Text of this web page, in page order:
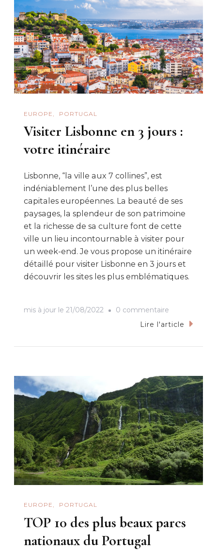
Lisbonne
tout
ce
qu’il
faut
savoir
EUROPE PORTUGAL
Visiter Lisbonne en 3 jours :
votre itinéraire
Lisbonne, “la ville aux 7 collines”, est
indéniablement l’une des plus belles
capitales européennes. La beauté de ses
paysages, la splendeur de son patrimoine
et la richesse de sa culture font de cette
ville un lieu incontournable à visiter pour
un week-end. Je vous propose un itinéraire
détaillé pour visiter Lisbonne en 3 jours et
découvrir les sites les plus emblématiques.
mis à jour le 21/08/2022 0 commentaire
Visiter
jours
votre
itinéraire
Lire l'article
EUROPE PORTUGAL
TOP 10 des plus beaux parcs
nationaux du Portugal